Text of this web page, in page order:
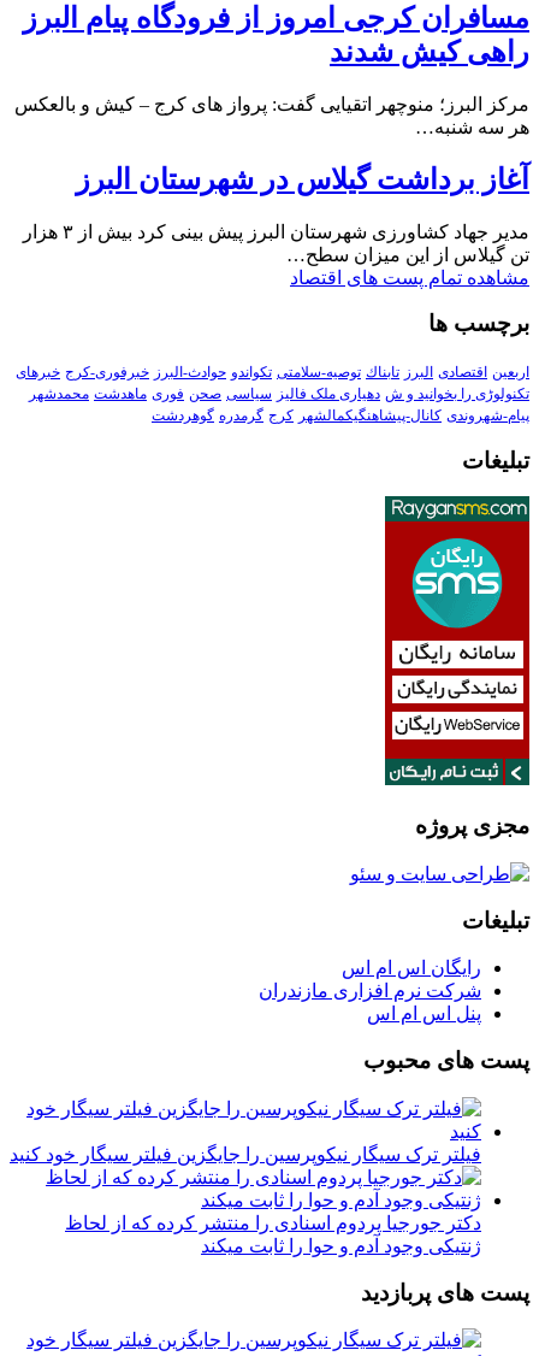
مسافران کرجی امروز از فرودگاه پیام البرز
راهی کیش شدند
مرکز البرز؛ منوچهر اتقیایی گفت: پرواز های کرج – کیش و بالعکس
هر سه شنبه…
آغاز برداشت گیلاس در شهرستان البرز
مدیر جهاد کشاورزی شهرستان البرز پیش بینی کرد بیش از ۳ هزار
تن گیلاس از این میزان سطح…
مشاهده تمام پست های اقتصاد
برچسب ها
اربعین اقتصادی البرز تابناك توصیه-سلامتی تکواندو حوادث-البرز خبرفوری-کرج خبرهای
تکنولوڑی را بخوانید و ش دهیاری ملک فالیز سیاسی صحن فوری ماهدشت محمدشهر
پیام-شهروندی کانال-پیشاهنگیکمالشهر کرج گرمدره گوهردشت
تبلیغات
مجزی پروژه
تبلیغات
رایگان اس ام اس
شرکت نرم افزاری مازندران
پنل اس ام اس
پست های محبوب
فیلتر ترک سیگار نیکوپرسین را جایگزین فیلتر سیگار خود کنید
دکتر جورجیا پردوم اسنادی را منتشر کرده که از لحاظ
ژنتیکی وجود آدم و حوا را ثابت میکند
پست های پربازدید